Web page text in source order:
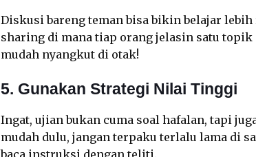
Diskusi bareng teman bisa bikin belajar lebih
sharing di mana tiap orang jelasin satu
mudah nyangkut di otak!
5. Gunakan Strategi Nilai Tinggi
Ingat, ujian bukan cuma soal hafalan, tapi
mudah dulu, jangan terpaku terlalu lama di
baca instruksi dengan teliti.